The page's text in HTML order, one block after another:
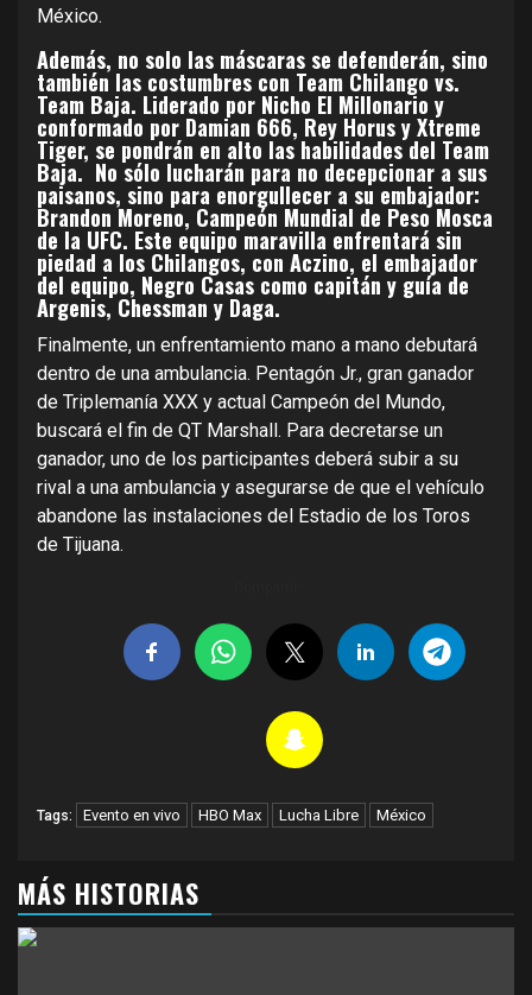
México.
Además, no solo las máscaras se defenderán, sino
también las costumbres con Team Chilango vs.
Team Baja. Liderado por Nicho El Millonario y
conformado por Damian 666, Rey Horus y Xtreme
Tiger, se pondrán en alto las habilidades del Team
Baja. No sólo lucharán para no decepcionar a sus
paisanos, sino para enorgullecer a su embajador:
Brandon Moreno, Campeón Mundial de Peso Mosca
de la UFC. Este equipo maravilla enfrentará sin
piedad a los Chilangos, con Aczino, el embajador
del equipo, Negro Casas como capitán y guía de
Argenis, Chessman y Daga.
Finalmente, un enfrentamiento mano a mano debutará
dentro de una ambulancia. Pentagón Jr., gran ganador
de Triplemanía XXX y actual Campeón del Mundo,
buscará el fin de QT Marshall. Para decretarse un
ganador, uno de los participantes deberá subir a su
rival a una ambulancia y asegurarse de que el vehículo
abandone las instalaciones del Estadio de los Toros
de Tijuana.
Tags: Evento en vivo HBO Max Lucha Libre México
MÁS HISTORIAS